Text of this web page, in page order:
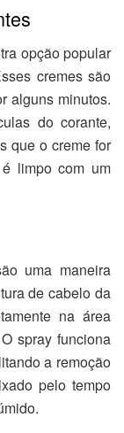
opção popular
cremes são
alguns minutos.
do corante,
que o creme for
limpo com um
uma maneira
de cabelo da
na área
spray funciona
a remoção
pelo tempo